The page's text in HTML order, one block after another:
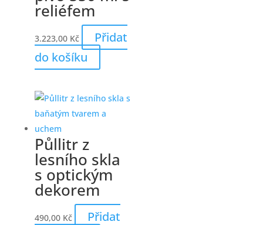
reliéfem
3.223,00 Kč
Přidat
do košíku
Půllitr z
lesního skla
s optickým
dekorem
490,00 Kč
Přidat